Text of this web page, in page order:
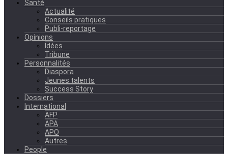
Santé
Actualité
Conseils pratiques
Publi-reportage
Opinions
Idées
Tribune
Personnalités
Diaspora
Jeunes talents
Success Story
Dossiers
International
AFP
APA
APO
Autres
People